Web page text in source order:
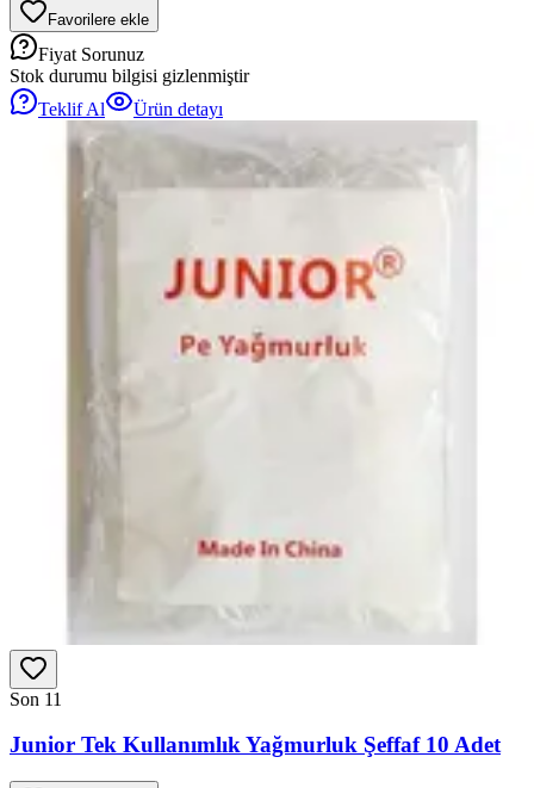
Favorilere ekle
Fiyat Sorunuz
Stok durumu bilgisi gizlenmiştir
Teklif Al
Ürün detayı
Son 11
Junior Tek Kullanımlık Yağmurluk Şeffaf 10 Adet